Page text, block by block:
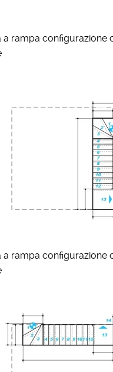
a rampa configurazione
a rampa configurazione